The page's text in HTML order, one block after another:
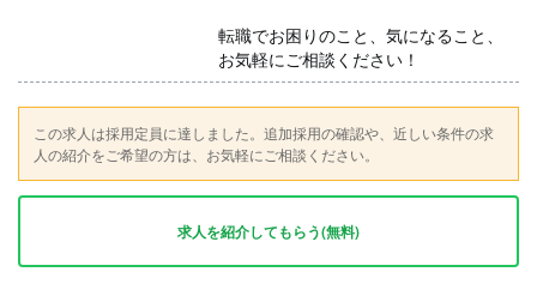
転職でお困りのこと、気になること、
お気軽にご相談ください！
この求人は採用定員に達しました。追加採用の確認や、近しい条件の求
人の紹介をご希望の方は、お気軽にご相談ください。
求人を紹介してもらう(無料)